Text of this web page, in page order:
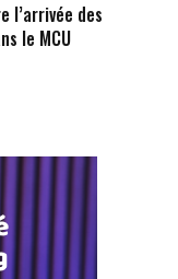
l’arrivée des
le MCU